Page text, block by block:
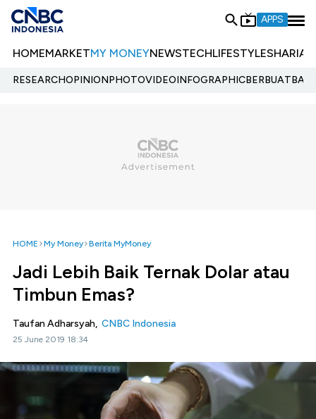
APPS
HOMEMARKETMY MONEYNEWSTECHLIFESTYLESHARIA
RESEARCHOPINIONPHOTOVIDEOINFOGRAPHIC
HOME My Money Berita MyMoney
Jadi Lebih Baik Ternak Dolar atau
Timbun Emas?
Taufan Adharsyah, CNBC Indonesia
25 June 2019 18:34